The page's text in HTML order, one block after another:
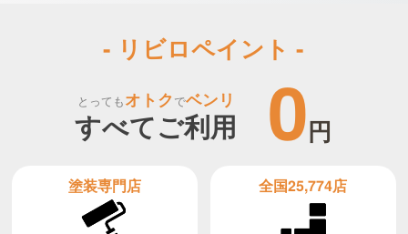
- リビロペイント -
とってもオトクでベンリ
すべてご利用 0円
塗装専門店 全国25,774店